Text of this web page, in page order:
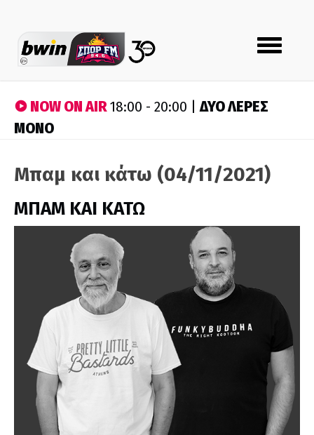
Toggle
navigation
NOW ON AIR18:00 - 20:00 |ΔΥΟ ΛΕΡΕΣ
ΜΟΝΟ
Μπαμ και κάτω (04/11/2021)
ΜΠΑΜ ΚΑΙ ΚΑΤΩ